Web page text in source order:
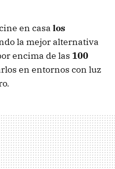
en casa los
la mejor alternativa
encima de las 100
en entornos con luz